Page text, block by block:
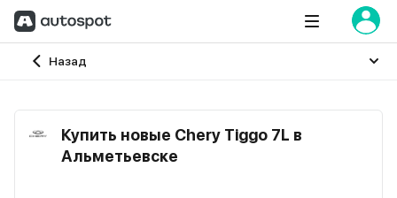
Назад
Главная
Купить новые Chery Tiggo 7L в
Альметьевске